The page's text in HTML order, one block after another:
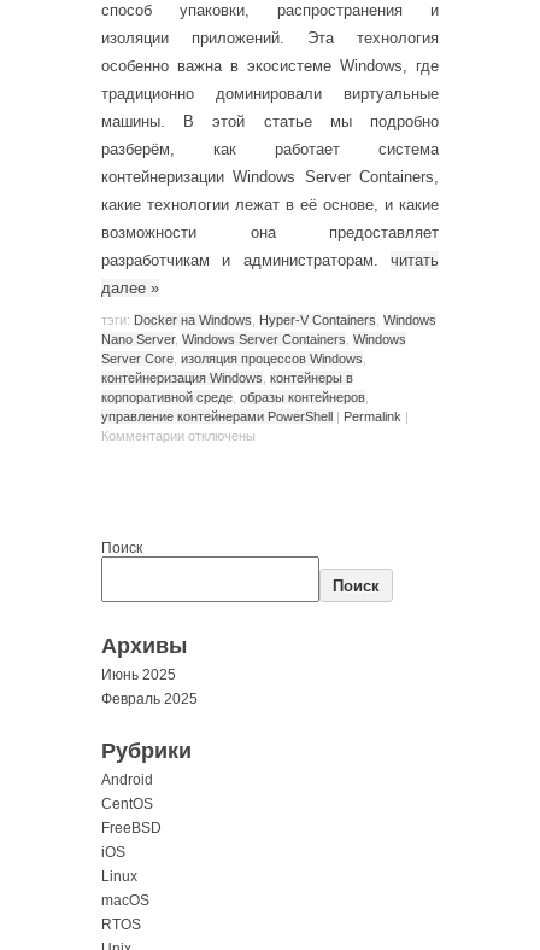
способ упаковки, распространения и
изоляции приложений. Эта технология
особенно важна в экосистеме Windows, где
традиционно доминировали виртуальные
машины. В этой статье мы подробно
разберём, как работает система
контейнеризации Windows Server Containers,
какие технологии лежат в её основе, и какие
возможности она предоставляет
разработчикам и администраторам. читать
далее »
тэги: Docker на Windows Hyper-V Containers Windows
Nano Server, Windows Server Containers Windows
Server Core изоляция процессов Windows
контейнеризация Windows контейнеры в
корпоративной среде образы контейнеров
управление контейнерами PowerShell | Permalink |
Комментарии отключены
Поиск
Поиск
Архивы
Июнь 2025
Февраль 2025
Рубрики
Android
CentOS
FreeBSD
iOS
Linux
macOS
RTOS